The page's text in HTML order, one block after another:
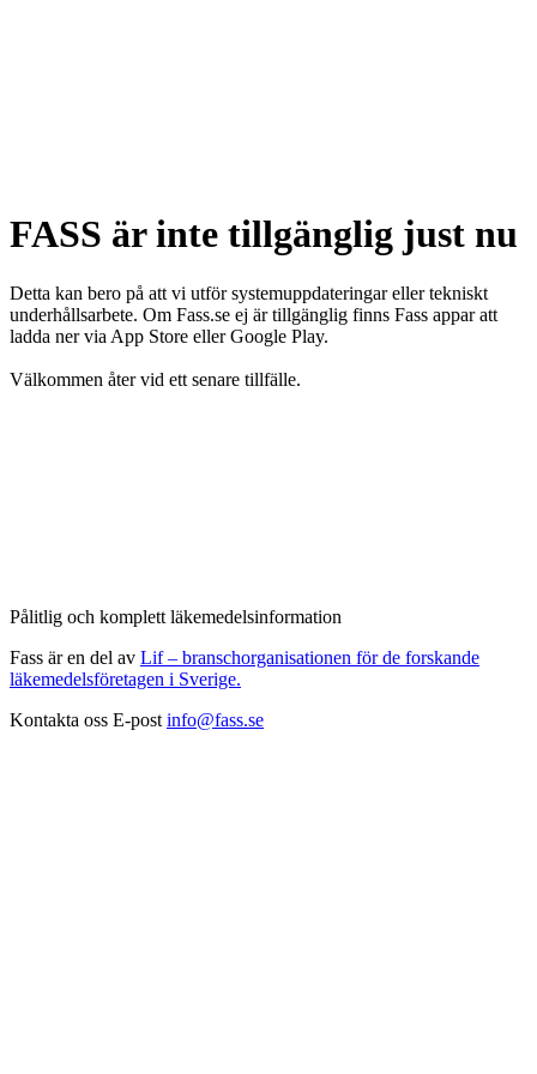
FASS är inte tillgänglig just nu
Detta kan bero på att vi utför systemuppdateringar eller tekniskt
underhållsarbete. Om Fass.se ej är tillgänglig finns Fass appar att
ladda ner via App Store eller Google Play.
Välkommen åter vid ett senare tillfälle.
Pålitlig och komplett läkemedelsinformation
Fass är en del av Lif – branschorganisationen för de forskande
läkemedelsföretagen i Sverige.
Kontakta oss E-post info@fass.se